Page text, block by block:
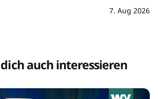
7. Aug 2026
auch interessieren